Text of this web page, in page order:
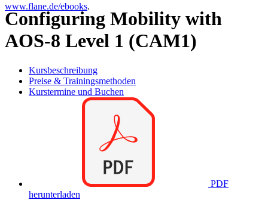
www.flane.de/ebooks.
Configuring Mobility with
AOS-8 Level 1 (CAM1)
Kursbeschreibung
Preise & Trainingsmethoden
Kurstermine und Buchen
PDF
herunterladen